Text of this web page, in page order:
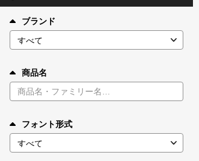
特集
年間ライセンス商品
キャンペーン一覧
ブランド
商品名
フォント形式